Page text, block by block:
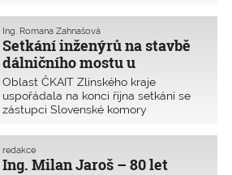
nacházejí v Pardubickém kraji a tvoří
dopravní tepny celorepublikového
významu. Již tradičně se zde setkávají
představitelé Ministerstva dopravy,
Státního fondu dopravní infrastruktury,
Ředitelství silnic a dálnic, Správy
železnic, Ředitelství vodních cest,
starostové měst, obcí a krajů
Setkání inženýrů na stavbě
dálničního mostu u
Napajedel na Zlínsku
Ing. Romana Zahnašová
Oblast ČKAIT Zlínského kraje
uspořádala na konci října setkání se
zástupci Slovenské komory
sdružení Trnava. Cílem bylo sdílení
odborných informací a navázání
nových příhraničních pracovních
Ing. Milan Jaroš – 80 let
redakce